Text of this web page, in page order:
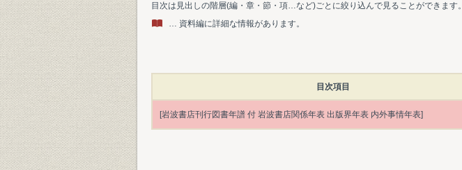
目次は見出しの階層(編・章・節・項…など)ごとに絞り込んで見ることができます。
… 資料編に詳細な情報があります。
目次項目
[岩波書店刊行図書年譜 付 岩波書店関係年表 出版界年表 内外事情年表]